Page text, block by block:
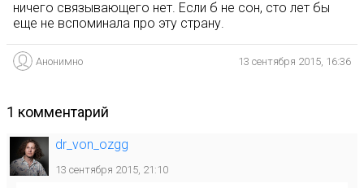
ничего связывающего нет. Если б не сон, сто лет бы
еще не вспоминала про эту страну.
Анонимно 13 сентября 2015, 16:36
1 комментарий
dr_von_ozgg
13 сентября 2015, 21:10